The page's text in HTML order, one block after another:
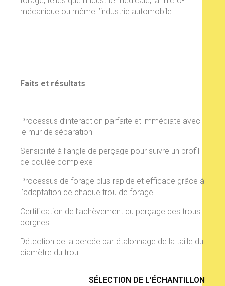
mécanique ou même l’industrie automobile…
Faits et résultats
Processus d’interaction parfaite et immédiate avec
le mur de séparation
Sensibilité à l’angle de perçage pour suivre un profil
de coulée complexe
Processus de forage plus rapide et efficace grâce à
l’adaptation de chaque trou de forage
Certification de l’achèvement du perçage des trous
borgnes
Détection de la percée par étalonnage de la taille du
diamètre du trou
SÉLECTION DE L'ÉCHANTILLON